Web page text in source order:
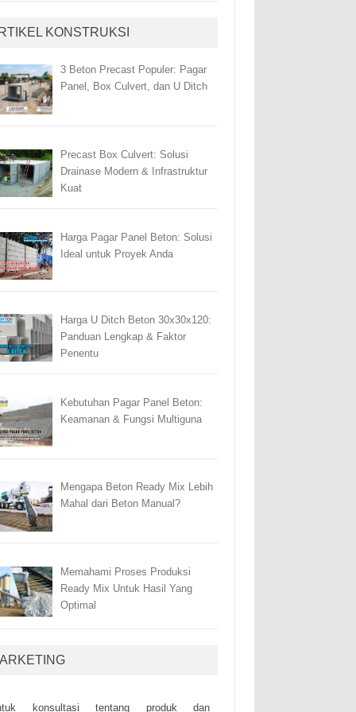
KONSTRUKSI
3 Beton Precast Populer: Pagar
Panel, Box Culvert, dan U Ditch
Precast Box Culvert: Solusi
Drainase Modern & Infrastruktur
Kuat
Harga Pagar Panel Beton: Solusi
Ideal untuk Proyek Anda
Harga U Ditch Beton 30x30x120:
Panduan Lengkap & Faktor
Penentu
Kebutuhan Pagar Panel Beton:
Keamanan & Fungsi Multiguna
Mengapa Beton Ready Mix Lebih
Mahal dari Beton Manual?
Memahami Proses Produksi
Ready Mix Untuk Hasil Yang
Optimal
kоnsultаsі tеntаng рrоduk dаn